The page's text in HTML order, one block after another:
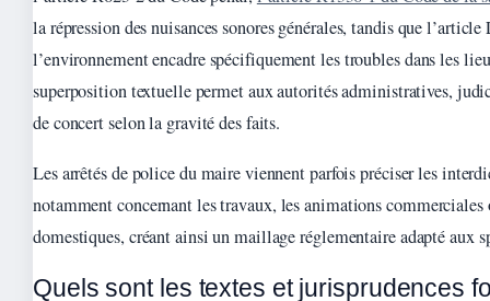
la répression des nuisances sonores générales, tandis que
l’environnement encadre spécifiquement les troubles dans les
superposition textuelle permet aux autorités administratives,
de concert selon la gravité des faits.
Les arrêtés de police du maire viennent parfois préciser les
notamment concernant les travaux, les animations
domestiques, créant ainsi un maillage réglementaire adapté aux
Quels sont les textes et jurisprudences